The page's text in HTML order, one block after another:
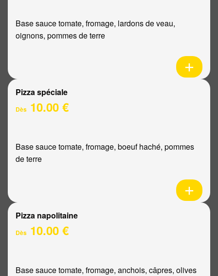
Base sauce tomate, fromage, lardons de veau,
oignons, pommes de terre
Pizza spéciale
Dès 10.00 €
Base sauce tomate, fromage, boeuf haché, pommes
de terre
Pizza napolitaine
Dès 10.00 €
Base sauce tomate, fromage, anchois, câpres, olives